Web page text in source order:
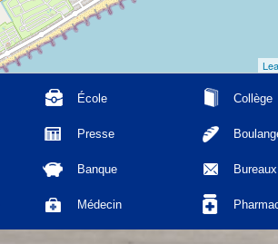
École Collège
Presse
Banque
Médecin